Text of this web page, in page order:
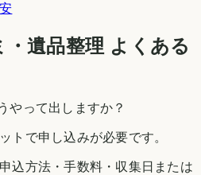
遺品整理 よくある
やって出しますか？
トで申し込みが必要です。
込方法・手数料・収集日または